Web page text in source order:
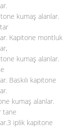
kumaş alanlar.
Kapitone montluk
kumaş alanlar.
Baskılı kapitone
kumaş alanlar.
tane
iplik kapitone